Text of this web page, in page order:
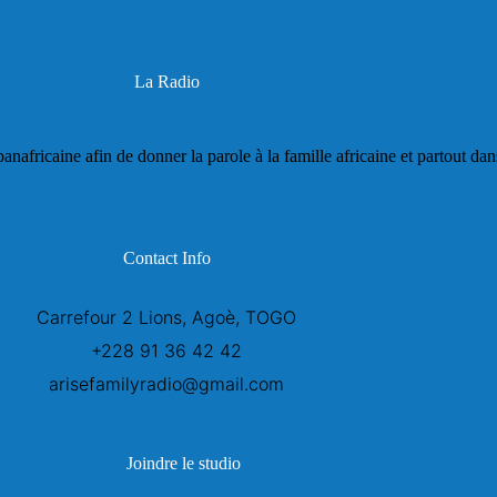
La Radio
afin de donner la parole à la famille africaine et partout
Contact Info
Carrefour 2 Lions, Agoè, TOGO
+228 91 36 42 42
arisefamilyradio@gmail.com
Joindre le studio